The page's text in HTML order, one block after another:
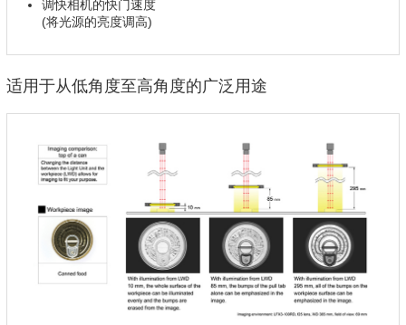
调快相机的快门速度
(将光源的亮度调高)
适用于从低角度至高角度的广泛用途